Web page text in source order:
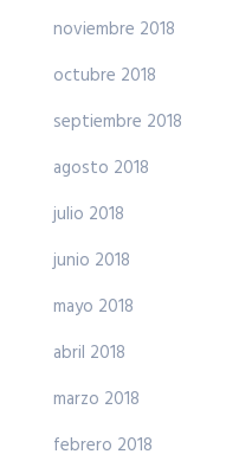
noviembre 2018
octubre 2018
septiembre 2018
agosto 2018
julio 2018
junio 2018
mayo 2018
abril 2018
marzo 2018
febrero 2018